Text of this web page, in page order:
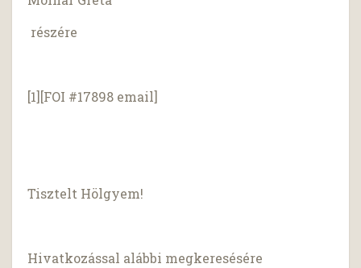
részére
[1][FOI #17898 email]
Tisztelt Hölgyem!
Hivatkozással alábbi megkeresésére